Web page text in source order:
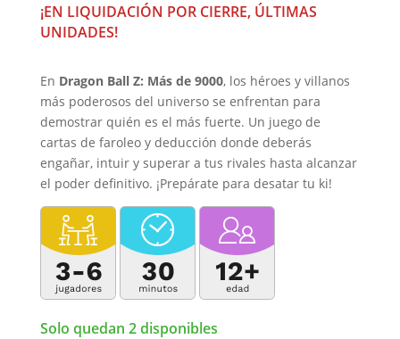
¡EN LIQUIDACIÓN POR CIERRE, ÚLTIMAS
UNIDADES!
En Dragon Ball Z: Más de 9000, los héroes y villanos
más poderosos del universo se enfrentan para
demostrar quién es el más fuerte. Un juego de
cartas de faroleo y deducción donde deberás
engañar, intuir y superar a tus rivales hasta alcanzar
el poder definitivo. ¡Prepárate para desatar tu ki!
Solo quedan 2 disponibles